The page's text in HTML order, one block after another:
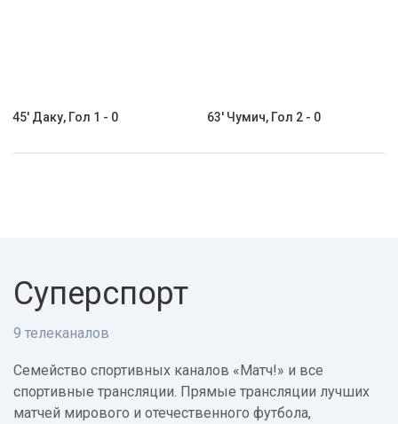
45' Даку, Гол 1 - 0 63' Чумич, Гол 2 - 0
Суперспорт
9 телеканалов
Семейство спортивных каналов «Матч!» и все
спортивные трансляции. Прямые трансляции лучших
матчей мирового и отечественного футбола,